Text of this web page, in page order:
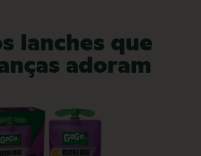
lanches que
adoram